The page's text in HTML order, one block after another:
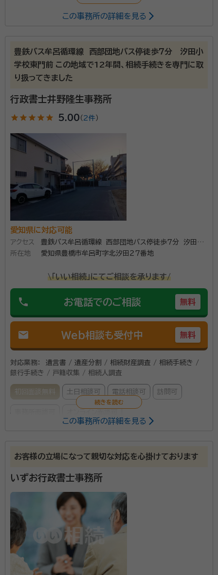
お客様にまずご理解をして頂き、一緒に考えさせていた
提案をさせて頂く。 最終的に任せて良かったと思って
頂けるように専念いたします。
この事務所の詳細を見る
豊鉄バス牟呂循環線 西部団地バス停徒歩７分 汐田小
学校東門前 この地域で12年間、相続手続きを専門に取
り扱ってきました
行政書士井野隆生事務所
star star star star star 5.00 （ 2件）
愛知県に対応可能
アクセス
豊鉄バス牟呂循環線 西部団地バス停徒歩７分 汐田小
学校東門前
所在地 愛知県豊橋市牟呂町字北汐田２７番地
\「いい相続」にてご相談を承ります/
phone お電話でのご相談 無料
mail Web相談も受付中 無料
対応業務：
遺言書 / 遺産分割 / 相続財産調査 / 相続手続き /
銀行手続き / 戸籍収集 / 相続人調査
初回面談無料 土日相談可 電話相談可 訪問可
井野 隆生（いの たかお） 行政書士
事務所口コミ（抜粋）：
account_circle 満足度 5.0
ご利用時期：2025/9
近隣だった事と、何でも話せるフレンドリーなところや的確なアドバイス
契約後の感想
依頼意外な事柄でも親身になって色々調べてくれ、その他のアドバイスも
当方の事情に合わせてくれる。
この事務所の詳細を見る
お客様の立場になって親切な対応を心掛けております
いずお行政書士事務所